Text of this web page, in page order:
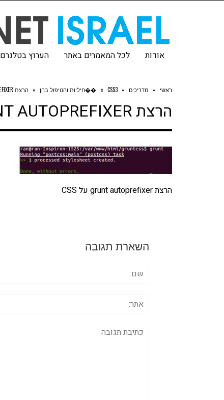
אודות לכל המאמרים באתר הערוץ בטלגרם
ראשי » מדריכים »
CSS3
» ��חיליות והטיפול בהן » הרצת GRUNT AUTOPREFIXER על CSS
הרצת GRUNT AUTOPREFIXER על CSS
הרצת grunt autoprefixer על CSS
השארת תגובה
תגובה